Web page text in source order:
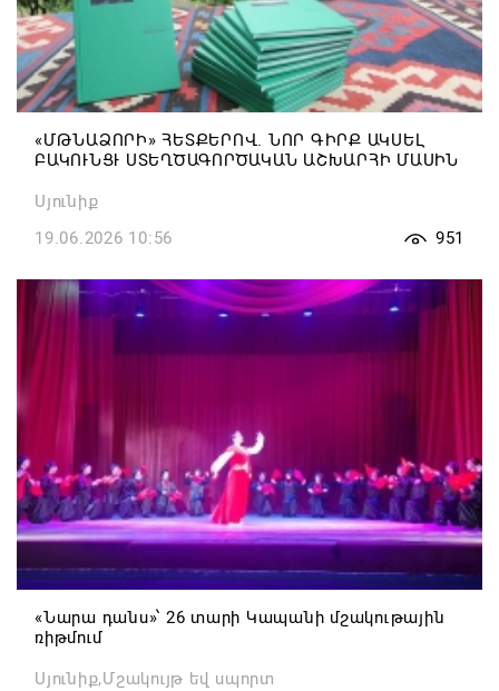
«ՄԹՆԱՁՈՐԻ» ՀԵՏՔԵՐՈՎ. ՆՈՐ ԳԻՐՔ ԱԿՍԵԼ
ԲԱԿՈՒՆՑՒ ՍՏԵՂԾԱԳՈՐԾԱԿԱՆ ԱՇԽԱՐՀԻ ՄԱՍԻՆ
Սյունիք
19.06.2026 10:56
951
«Նարա դանս»՝ 26 տարի Կապանի մշակութային
ռիթմում
Սյունիք,Մշակույթ եվ սպորտ